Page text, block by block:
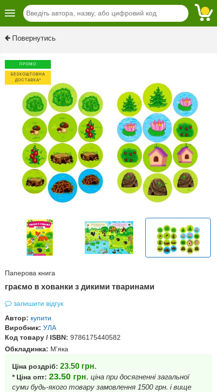
Повернутись
ПРОМО
БЕЗКОШТОВНА
ДОСТАВКА*
Паперова книга
граємо в хованки з дикими тваринами
залишити відгук
Автор: купити
Виробник: УЛА
Код товару / ISBN: 9786175440582
Обкладинка: М'яка
Ціна роздріб: 23.50 грн.
* Ціна опт: 23.50 грн. ціна при досягненні загальної
суми будь-якого товару замовлення 1500 грн. і вище